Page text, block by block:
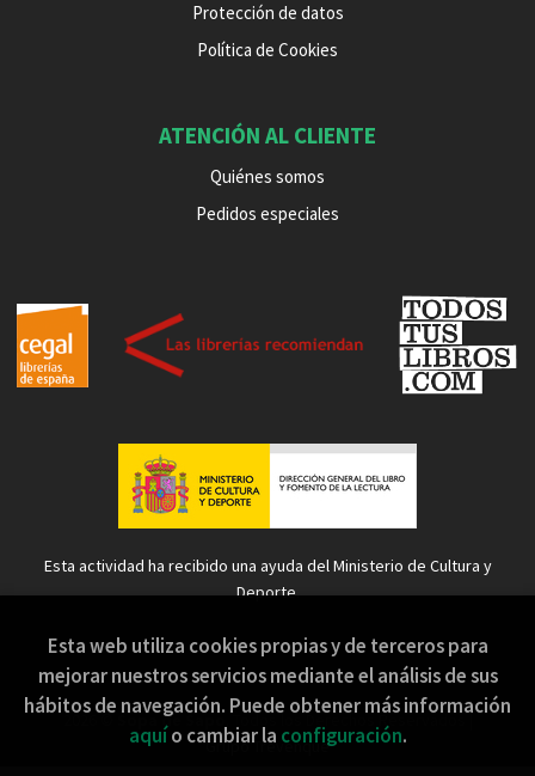
Protección de datos
Política de Cookies
ATENCIÓN AL CLIENTE
Quiénes somos
Pedidos especiales
Esta actividad ha recibido una ayuda del Ministerio de Cultura y
Deporte.
2026 © Sopa de Sapo . Todos los Derechos Reservados |
Grupo Trevenque
Esta web utiliza cookies propias y de terceros para
mejorar nuestros servicios mediante el análisis de sus
hábitos de navegación. Puede obtener más información
aquío cambiar la configuración.